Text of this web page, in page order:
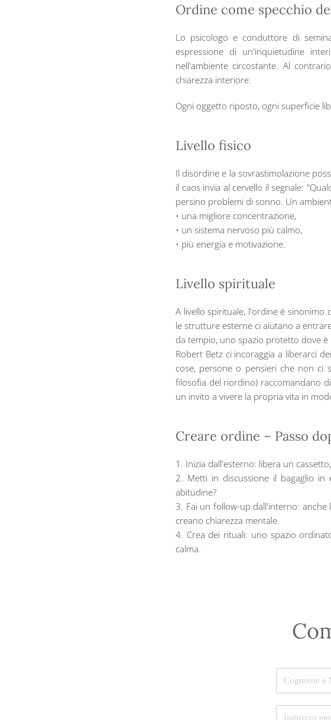
Ordine come specchio
Lo psicologo e conduttore di
espressione di un'inquietudine
nell'ambiente circostante. Al
chiarezza interiore.
Ogni oggetto riposto, ogni superficie
Livello fisico
Il disordine e la sovrastimolazione
il caos invia al cervello il segnale:
persino problemi di sonno. Un
• una migliore concentrazione,
• un sistema nervoso più calmo,
• più energia e motivazione.
Livello spirituale
A livello spirituale, l'ordine è sinonimo
le strutture esterne ci aiutano a
da tempio, uno spazio protetto dove
Robert Betz ci incoraggia a liberarci
cose, persone o pensieri che non ci
filosofia del riordino) raccomandano
un invito a vivere la propria vita in
Creare ordine – Passo
1. Inizia dall'esterno: libera un
2. Metti in discussione il bagaglio
abitudine?
3. Fai un follow-up dall'interno: anche
creano chiarezza mentale.
4. Crea dei rituali: uno spazio
calma.